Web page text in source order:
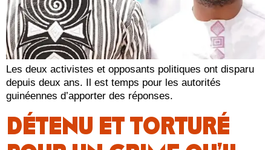
Les deux activistes et opposants politiques ont disparu
depuis deux ans. Il est temps pour les autorités
guinéennes d’apporter des réponses.
DÉTENU ET TORTURÉ